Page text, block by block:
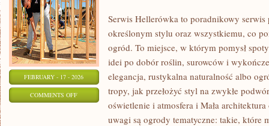
FEBRUARY - 17 - 2026
COMMENTS OFFON
Serwis Hellerówka to poradnikowy
określonym stylu oraz wszystkiemu, co
ogród. To miejsce, w którym pomysł
idei po dobór roślin, surowców i
elegancja, rustykalna naturalność albo
tropy, jak przełożyć styl na zwykłe
oświetlenie i atmosfera i Mała
uwagi są ogrody tematyczne: takie, które